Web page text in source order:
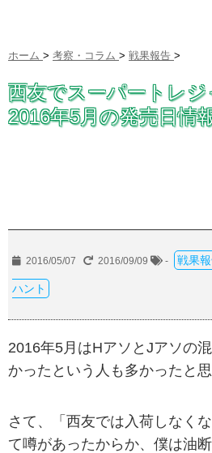
ホーム > 考察・コラム > 戦果報告 >
西友でスーパートレジ
2016年5月の発売日情
2016/05/07 2016/09/09 - 戦果
ハント
2016年5月はHアソとJアソの
かったという人も多かったと思
さて、「西友では入荷しなく
て噂があったからか、僕は油